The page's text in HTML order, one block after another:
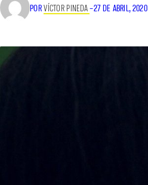
PORVÍCTOR PINEDA–27 DE ABRIL, 2020